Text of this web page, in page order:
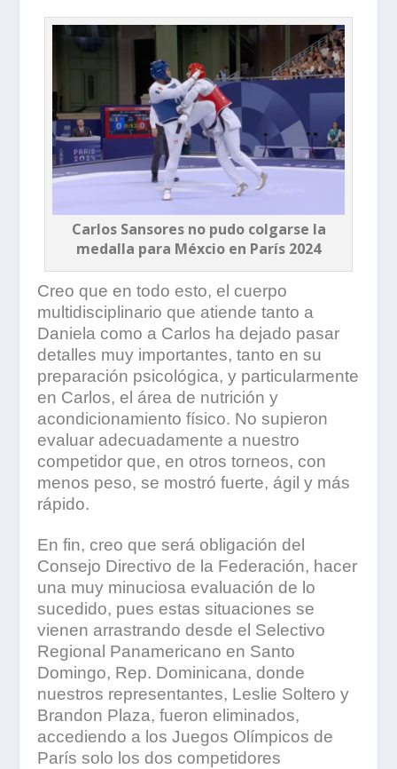
Carlos Sansores no pudo colgarse la
medalla para Méxcio en París 2024
Creo que en todo esto, el cuerpo
multidisciplinario que atiende tanto a
Daniela como a Carlos ha dejado pasar
detalles muy importantes, tanto en su
preparación psicológica, y particularmente
en Carlos, el área de nutrición y
acondicionamiento físico. No supieron
evaluar adecuadamente a nuestro
competidor que, en otros torneos, con
menos peso, se mostró fuerte, ágil y más
rápido.
En fin, creo que será obligación del
Consejo Directivo de la Federación, hacer
una muy minuciosa evaluación de lo
sucedido, pues estas situaciones se
vienen arrastrando desde el Selectivo
Regional Panamericano en Santo
Domingo, Rep. Dominicana, donde
nuestros representantes, Leslie Soltero y
Brandon Plaza, fueron eliminados,
accediendo a los Juegos Olímpicos de
París solo los dos competidores